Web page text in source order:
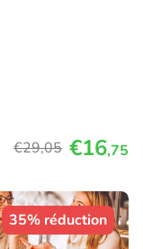
€29,05 €16,75
35% réduction